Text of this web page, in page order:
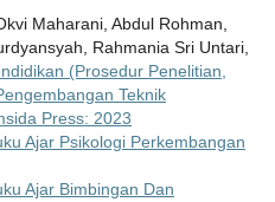
Maharani, Abdul Rohman,
Rahmania Sri Untari,
(Prosedur Penelitian,
Teknik
Press: 2023
Ajar Psikologi Perkembangan
Ajar Bimbingan Dan